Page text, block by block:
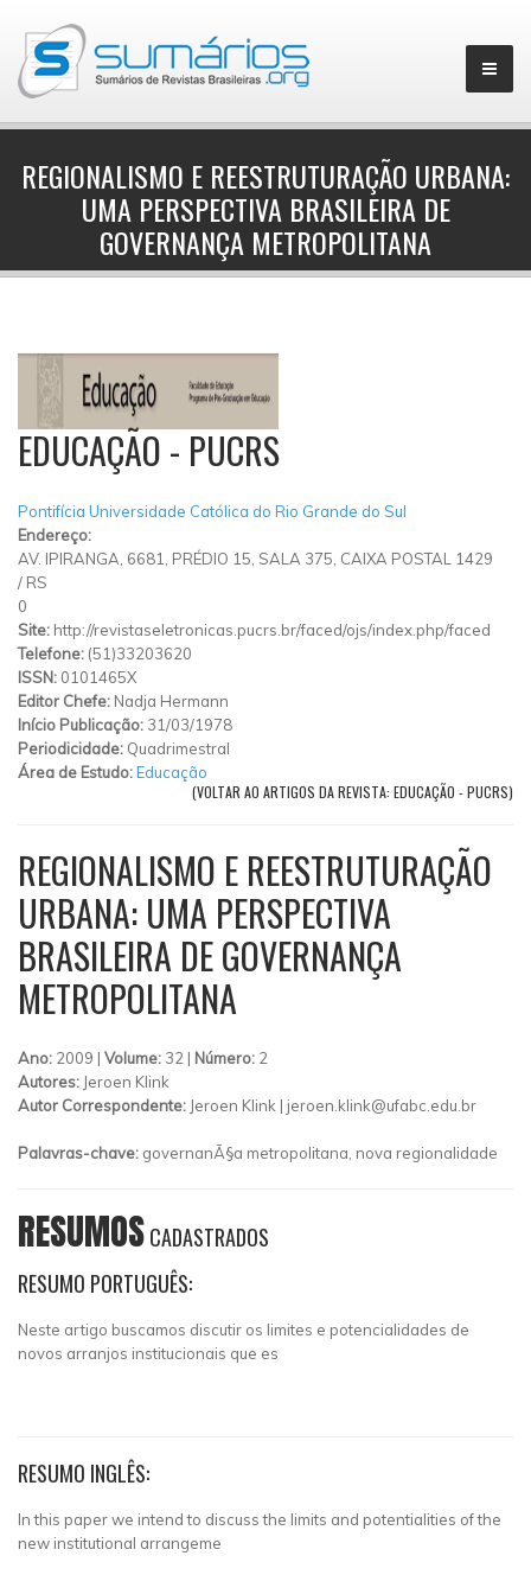
REGIONALISMO E REESTRUTURAÇÃO URBANA:
UMA PERSPECTIVA BRASILEIRA DE
GOVERNANÇA METROPOLITANA
EDUCAÇÃO - PUCRS
Pontifícia Universidade Católica do Rio Grande do Sul
Endereço:
AV. IPIRANGA, 6681, PRÉDIO 15, SALA 375, CAIXA POSTAL 1429
/ RS
0
Site: http://revistaseletronicas.pucrs.br/faced/ojs/index.php/faced
Telefone: (51)33203620
ISSN: 0101465X
Editor Chefe: Nadja Hermann
Início Publicação: 31/03/1978
Periodicidade: Quadrimestral
Área de Estudo:Educação
(VOLTAR AO ARTIGOS DA REVISTA: EDUCAÇÃO - PUCRS)
REGIONALISMO E REESTRUTURAÇÃO
URBANA: UMA PERSPECTIVA
BRASILEIRA DE GOVERNANÇA
METROPOLITANA
Ano: 2009 | Volume: 32 | Número: 2
Autores: Jeroen Klink
Autor Correspondente: Jeroen Klink | jeroen.klink@ufabc.edu.br
Palavras-chave: governanÃ§a metropolitana, nova regionalidade
RESUMOSCADASTRADOS
RESUMO PORTUGUÊS:
Neste artigo buscamos discutir os limites e potencialidades de
novos arranjos institucionais que es
RESUMO INGLÊS:
In this paper we intend to discuss the limits and potentialities of the
new institutional arrangeme